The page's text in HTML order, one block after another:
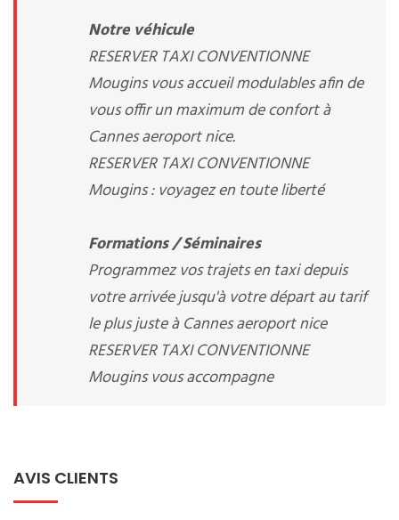
Notre véhicule
RESERVER TAXI CONVENTIONNE
Mougins vous accueil modulables afin de
vous offir un maximum de confort à
Cannes aeroport nice.
RESERVER TAXI CONVENTIONNE
Mougins : voyagez en toute liberté
Formations / Séminaires
Programmez vos trajets en taxi depuis
votre arrivée jusqu'à votre départ au tarif
le plus juste à Cannes aeroport nice
RESERVER TAXI CONVENTIONNE
Mougins vous accompagne
AVIS CLIENTS